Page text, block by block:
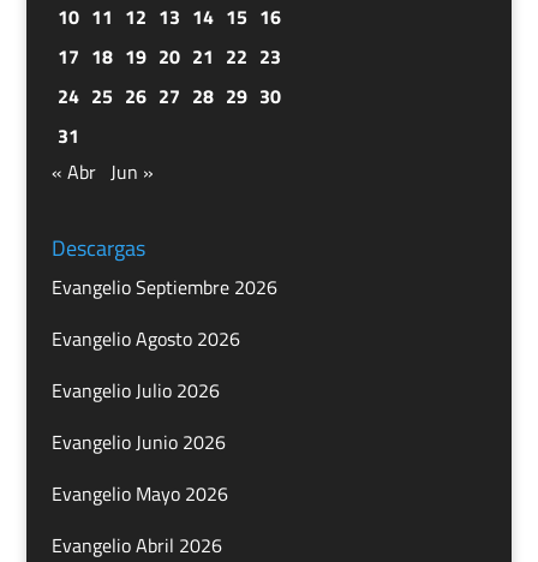
10 11 12 13 14 15 16
17 18 19 20 21 22 23
24 25 26 27 28 29 30
31
« Abr Jun »
Descargas
Evangelio Septiembre 2026
Evangelio Agosto 2026
Evangelio Julio 2026
Evangelio Junio 2026
Evangelio Mayo 2026
Evangelio Abril 2026